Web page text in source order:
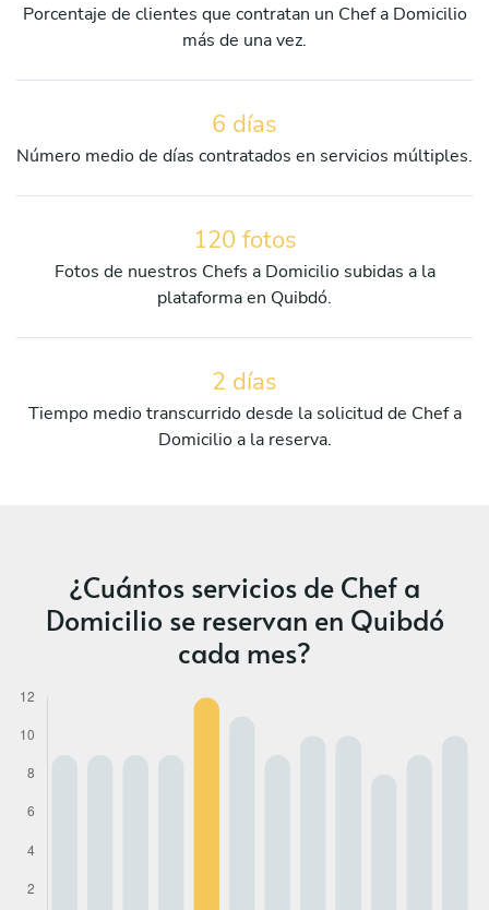
Porcentaje de clientes que contratan un Chef a Domicilio
más de una vez.
6 días
Número medio de días contratados en servicios múltiples.
120 fotos
Fotos de nuestros Chefs a Domicilio subidas a la
plataforma en Quibdó.
2 días
Tiempo medio transcurrido desde la solicitud de Chef a
Domicilio a la reserva.
¿Cuántos servicios de Chef a
Domicilio se reservan en Quibdó
cada mes?